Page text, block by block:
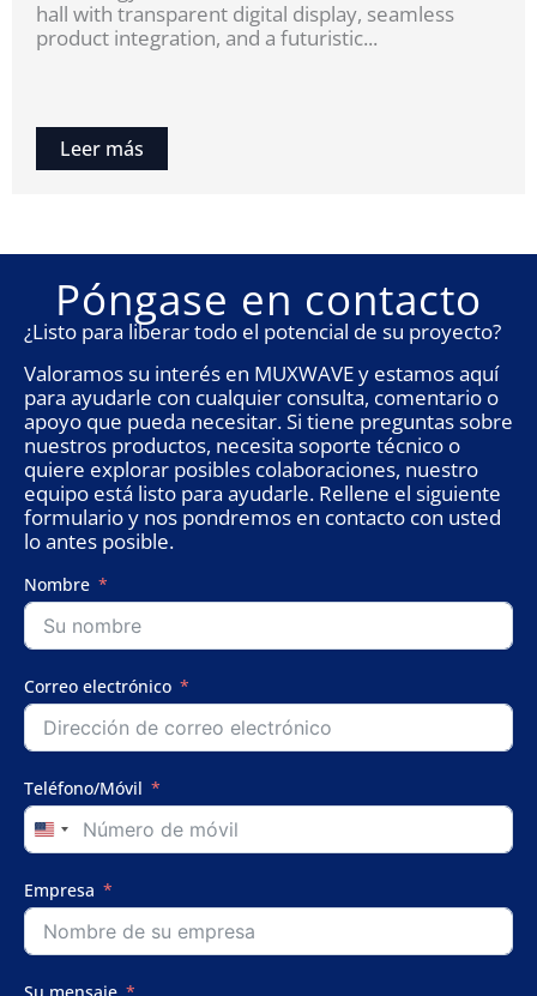
hall with transparent digital display, seamless
product integration, and a futuristic...
Leer más
Póngase en contacto
¿Listo para liberar todo el potencial de su proyecto?
Valoramos su interés en MUXWAVE y estamos aquí
para ayudarle con cualquier consulta, comentario o
apoyo que pueda necesitar. Si tiene preguntas sobre
nuestros productos, necesita soporte técnico o
quiere explorar posibles colaboraciones, nuestro
equipo está listo para ayudarle. Rellene el siguiente
formulario y nos pondremos en contacto con usted
lo antes posible.
Nombre
Correo electrónico
Teléfono/Móvil
United
States
+1
Empresa